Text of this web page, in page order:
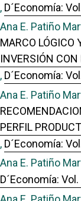
, D´Economía:
Ana E. Patiño
MARCO LÓGICO
INVERSIÓN CON
, D´Economía:
Ana E. Patiño
PERFIL
, D´Economía:
Ana E. Patiño
D´Economía: